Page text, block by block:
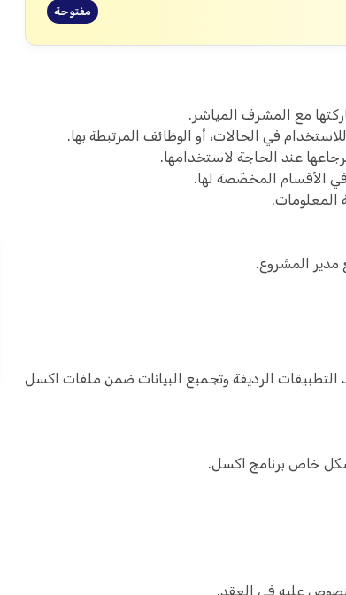
مفتوحة
مع المشرف المياشر.
في الحالات، أو الوظائف المرتبطة بها.
عند الحاجة لاستخدامها.
في الأقسام المخصّصة لها.
المعلومات.
مدير المشروع.
التطبيقات الرديفة وتجميع البيانات ضمن ملفات اكسل
خاص برنامج اكسل.
عليه في العقد.